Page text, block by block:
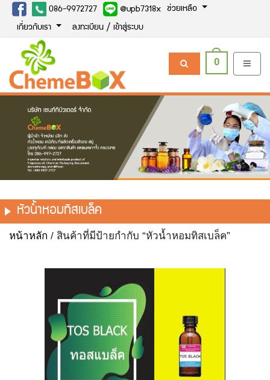
086-9972727 @upb7318x ช่วยเหลือ
เกี่ยวกับเรา ลงทะเบียน / เข้าสู่ระบบ
0
หัวน้ำหอมทิสเบล็ค
หน้าหลัก / สินค้าที่มีป้ายกำกับ “หัวน้ำหอมทิสเบล็ค”